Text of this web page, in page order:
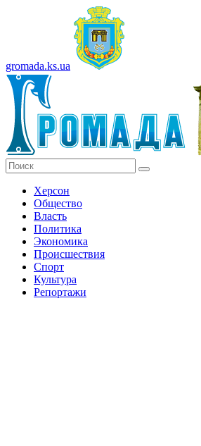
gromada.ks.ua
Херсон
Общество
Власть
Политика
Экономика
Происшествия
Спорт
Культура
Репортажи